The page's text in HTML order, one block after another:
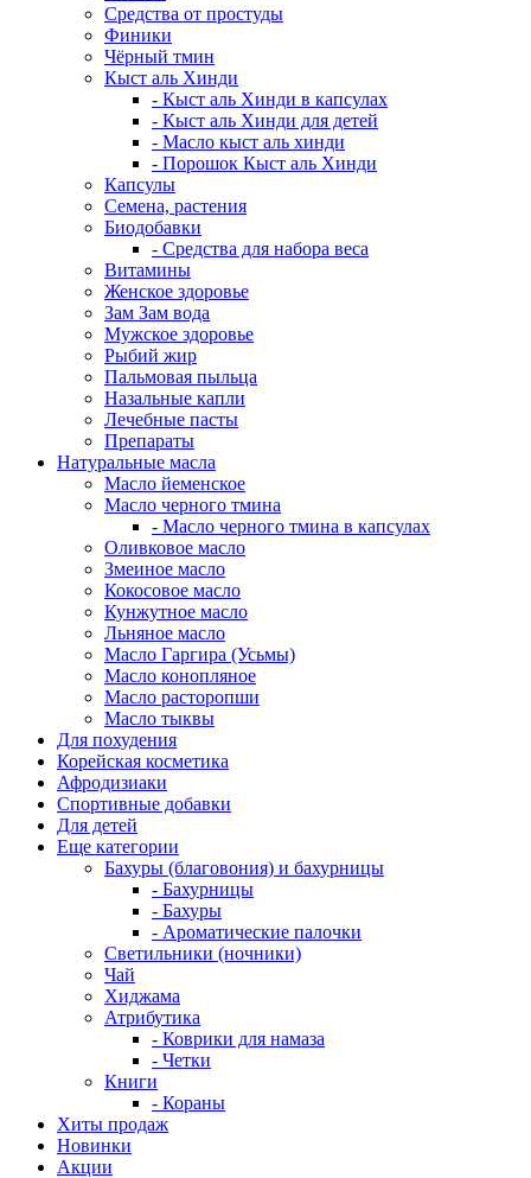
Средства от простуды
Финики
Чёрный тмин
Кыст аль Хинди
- Кыст аль Хинди в капсулах
- Кыст аль Хинди для детей
- Масло кыст аль хинди
- Порошок Кыст аль Хинди
Капсулы
Семена, растения
Биодобавки
- Средства для набора веса
Витамины
Женское здоровье
Зам Зам вода
Мужское здоровье
Рыбий жир
Пальмовая пыльца
Назальные капли
Лечебные пасты
Препараты
Натуральные масла
Масло йеменское
Масло черного тмина
- Масло черного тмина в капсулах
Оливковое масло
Змеиное масло
Кокосовое масло
Кунжутное масло
Льняное масло
Масло Гаргира (Усьмы)
Масло конопляное
Масло расторопши
Масло тыквы
Для похудения
Корейская косметика
Афродизиаки
Спортивные добавки
Для детей
Еще категории
Бахуры (благовония) и бахурницы
- Бахурницы
- Бахуры
- Ароматические палочки
Светильники (ночники)
Чай
Хиджама
Атрибутика
- Коврики для намаза
- Четки
Книги
- Кораны
Хиты продаж
Новинки
Акции